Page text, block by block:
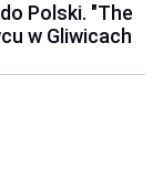
Polski. "The
w Gliwicach